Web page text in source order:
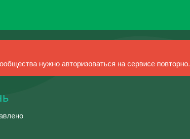
нужно авторизоваться на сервисе повторно.